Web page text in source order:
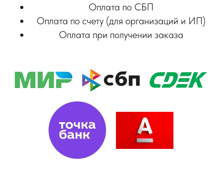
Оплата по СБП
Оплата по счету (для организаций и ИП)
Оплата при получении заказа